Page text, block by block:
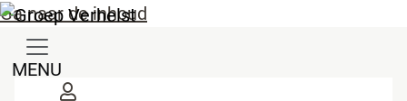
Ga naar de inhoud
MENU